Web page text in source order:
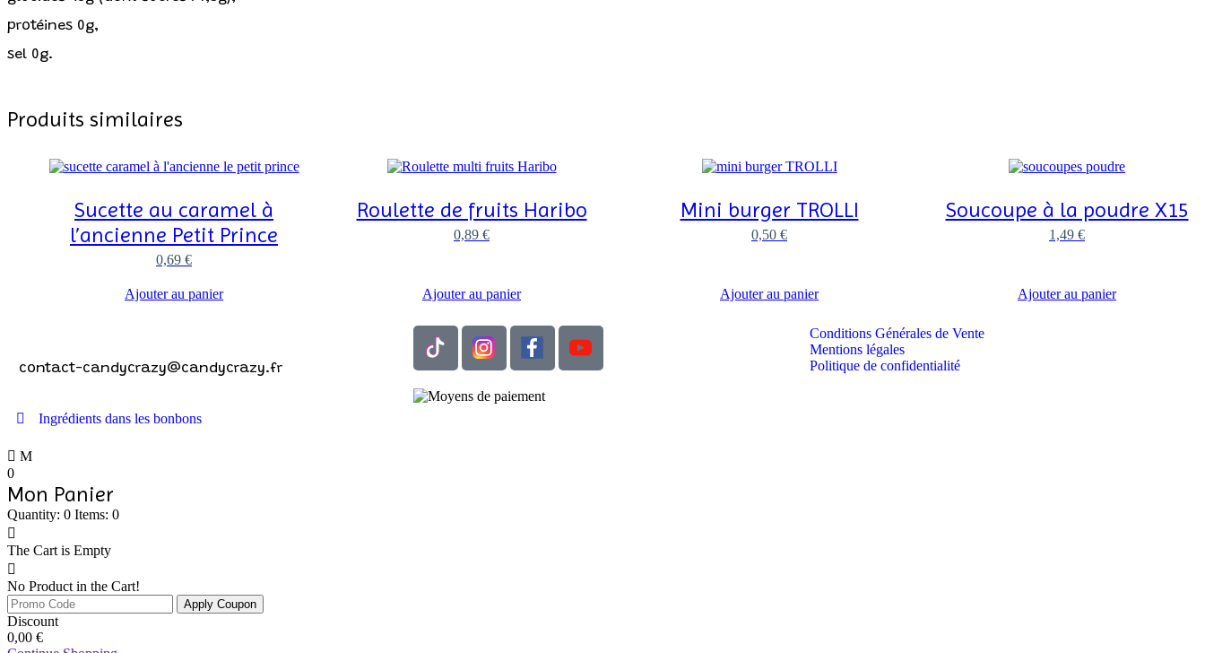
protéines 0g,
sel 0g.
Produits similaires
Sucette au caramel à
l’ancienne Petit Prince
0,69 €
Ajouter au panier
Roulette de fruits Haribo
0,89 €
Ajouter au panier
Mini burger TROLLI
0,50 €
Ajouter au panier
Soucoupe à la poudre X15
1,49 €
Ajouter au panier
contact-candycrazy@candycrazy.fr
Ingrédients dans les bonbons
Conditions Générales de Vente
Mentions légales
Politique de confidentialité
0
Mon Panier
Quantity: 0 Items: 0
The Cart is Empty
No Product in the Cart!
Apply Coupon
Discount
0,00 €